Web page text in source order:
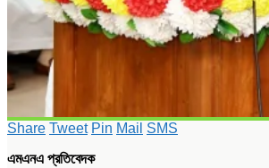
Share Tweet Pin Mail SMS
এমএনএ প্রতিবেদক